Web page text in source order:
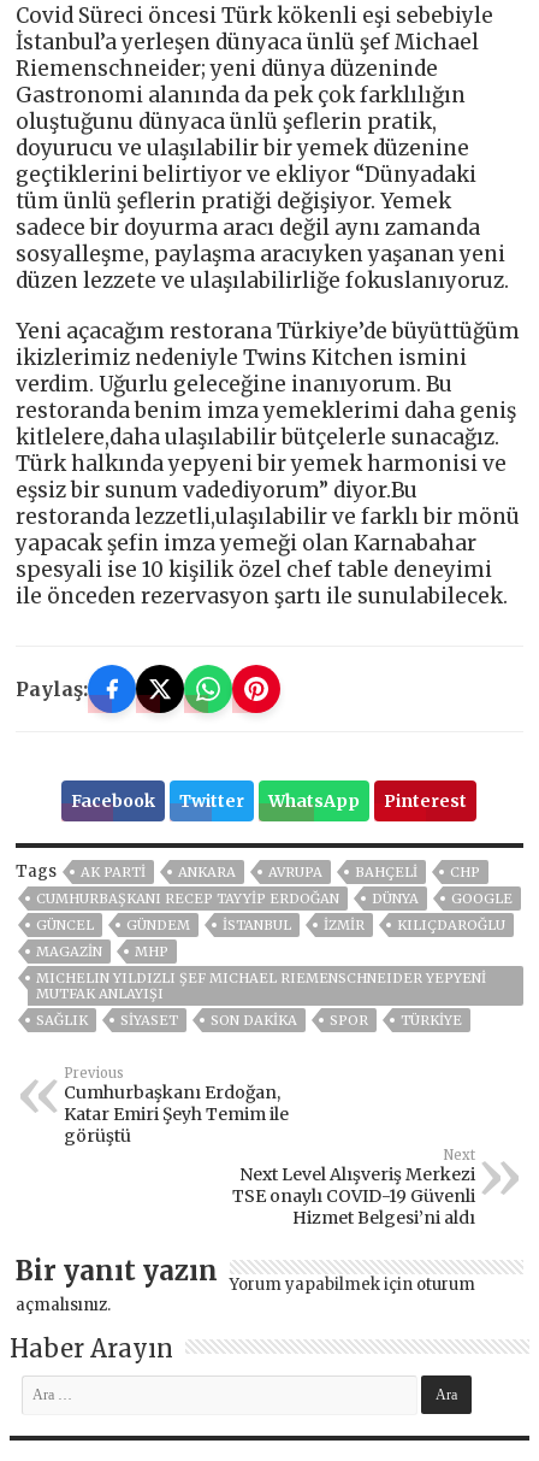
Covid Süreci öncesi Türk kökenli eşi sebebiyle
İstanbul’a yerleşen dünyaca ünlü şef Michael
Riemenschneider; yeni dünya düzeninde
Gastronomi alanında da pek çok farklılığın
oluştuğunu dünyaca ünlü şeflerin pratik,
doyurucu ve ulaşılabilir bir yemek düzenine
geçtiklerini belirtiyor ve ekliyor “Dünyadaki
tüm ünlü şeflerin pratiği değişiyor. Yemek
sadece bir doyurma aracı değil aynı zamanda
sosyalleşme, paylaşma aracıyken yaşanan yeni
düzen lezzete ve ulaşılabilirliğe fokuslanıyoruz.
Yeni açacağım restorana Türkiye’de büyüttüğüm
ikizlerimiz nedeniyle Twins Kitchen ismini
verdim. Uğurlu geleceğine inanıyorum. Bu
restoranda benim imza yemeklerimi daha geniş
kitlelere,daha ulaşılabilir bütçelerle sunacağız.
Türk halkında yepyeni bir yemek harmonisi ve
eşsiz bir sunum vadediyorum” diyor.Bu
restoranda lezzetli,ulaşılabilir ve farklı bir mönü
yapacak şefin imza yemeği olan Karnabahar
spesyali ise 10 kişilik özel chef table deneyimi
ile önceden rezervasyon şartı ile sunulabilecek.
Paylaş:
Facebook Twitter WhatsApp Pinterest
Tags AK PARTİ ANKARA AVRUPA BAHÇELİ
CHP
CUMHURBAŞKANI RECEP TAYYIP ERDOĞAN
DÜNYA
GOOGLE
GÜNCEL
GÜNDEM ISTANBUL İZMIR
KILIÇDAROĞLU
MAGAZİN
MHP
MICHELIN YILDIZLI ŞEF MICHAEL RIEMENSCHNEIDER YEPYENİ
MUTFAK ANLAYIŞI
SAĞLIK
SİYASET SON DAKIKA SPOR TÜRKİYE
Previous
Cumhurbaşkanı Erdoğan,
Katar Emiri Şeyh Temim ile
görüştü
Next
Next Level Alışveriş Merkezi
TSE onaylı COVID-19 Güvenli
Hizmet Belgesi’ni aldı
Bir yanıt yazın Yorum yapabilmek için oturum
açmalısınız.
Haber Arayın